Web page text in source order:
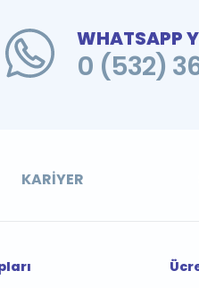
WHATSAPP
0 (532)
KARIYER